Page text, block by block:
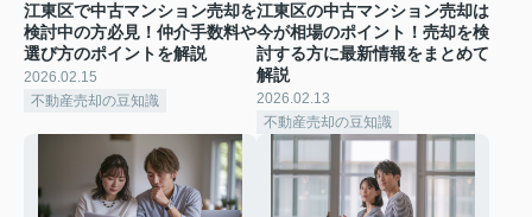
江東区で中古マンション売却を
検討中の方必見！仲介手数料や
選び方のポイントを解説
2026.02.15
不動産売却の豆知識
江東区の中古マンション売却は
今が相場のポイント！売却を検
討する方に最新情報をまとめて
解説
2026.02.13
不動産売却の豆知識